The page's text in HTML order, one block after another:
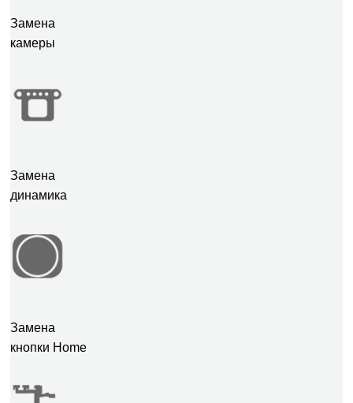
Замена
камеры
Замена
динамика
Замена
кнопки Home